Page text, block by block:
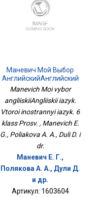
Маневич Мой Выбор
АнглийскийАнглийский
Язык. Второй
Иностранный Язык. 6
Класс Просв.
Manevich Moi vybor
angliiskiiAngliiskii iazyk.
Vtoroi inostrannyi iazyk. 6
klass Prosv. , Manevich E.
G., Poliakova A. A., Duli D. i
dr.
Маневич Е. Г.,
Полякова А. А., Дули Д.
и др.
Артикул: 1603604